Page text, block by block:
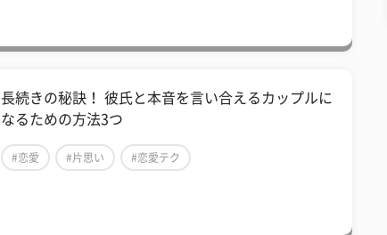
長続きの秘訣！ 彼氏と本音を言い合えるカップルに
なるための方法3つ
#恋愛 #片思い #恋愛テク